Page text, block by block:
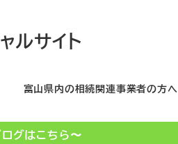
ルサイト
富山県内の相続関連事業者の方へ
グはこちら〜